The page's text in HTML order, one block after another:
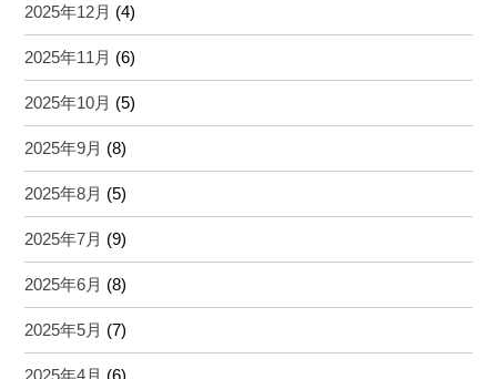
2025年12月 (4)
2025年11月 (6)
2025年10月 (5)
2025年9月 (8)
2025年8月 (5)
2025年7月 (9)
2025年6月 (8)
2025年5月 (7)
2025年4月 (6)